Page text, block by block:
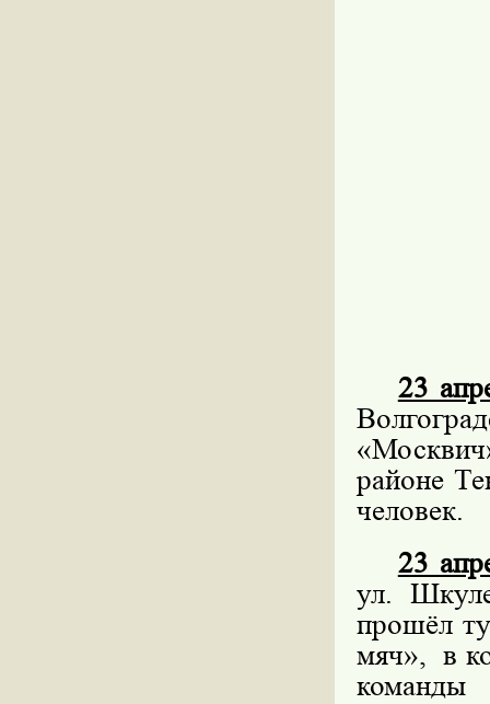
23
районе
человек.
23
ул.
прошёл
мяч», в